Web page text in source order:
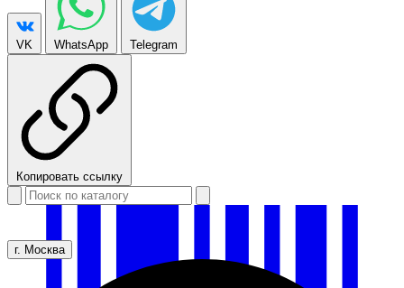
VK WhatsApp Telegram
Копировать ссылку